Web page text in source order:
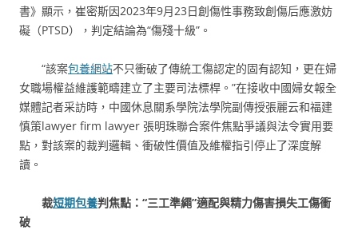
書》顯示，崔密斯因2023年9月23日創傷性事務致創傷后應激妨
礙（PTSD），判定結論為“傷殘十級”。
“該案包養網站不只衝破了傳統工傷認定的固有認知，更在婦
女職場權益維護範疇建立了主要司法標桿。”在接收中國婦女報全
媒體記者采訪時，中國休息關系學院法學院副傳授張麗云和福建
慎策lawyer firm lawyer 張明珠聯合案件焦點爭議與法令實用要
點，對該案的裁判邏輯、衝破性價值及維權指引停止了深度解
讀。
裁短期包養判焦點：“三工準繩”適配與精力傷害損失工傷衝
破